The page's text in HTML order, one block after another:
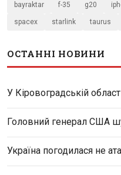
bayraktar f-35 g20
spacex starlink taurus
ОСТАННІ НОВИНИ
У Кіровоградській
Головний генерал США
Україна погодилася не